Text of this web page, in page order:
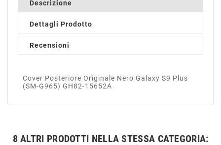
Descrizione
Dettagli Prodotto
Recensioni
Cover Posteriore Originale Nero Galaxy S9 Plus
(SM-G965) GH82-15652A
8 ALTRI PRODOTTI NELLA STESSA CATEGORIA: